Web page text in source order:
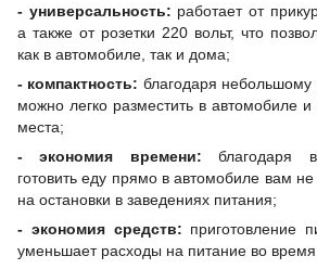
- универсальность: работает от
а также от розетки 220 вольт, что
как в автомобиле, так и дома;
- компактность: благодаря небольшому
можно легко разместить в автомобиле
места;
- экономия времени: благодаря
готовить еду прямо в автомобиле вам
на остановки в заведениях питания;
- экономия средств: приготовление
уменьшает расходы на питание во время